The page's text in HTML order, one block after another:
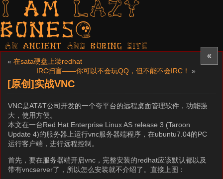
I am LAZY
bones?
AN ancient AND boring SITE
«
« 在sata硬盘上装redhat
IRC扫盲——你可以不会玩QQ，但不能不会IRC！
»
[原创]实战VNC
VNC是AT&T公司开发的一个夸平台的远程桌面管理软件，功能强
大，使用方便。
本文在一台Red Hat Enterprise Linux AS release 3 (Taroon
Update 4)的服务器上运行vnc服务器端程序，在ubuntu7.04的PC
运行客户端，进行远程控制。
首先，要在服务器端开启vnc，完整安装的redhat应该默认都以及
带有vncserver了，所以怎么安装就不介绍了。直接上图：